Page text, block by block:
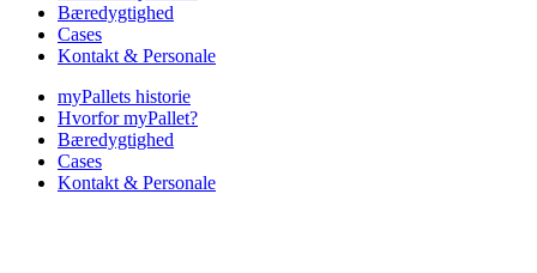
Bæredygtighed
Cases
Kontakt & Personale
myPallets historie
Hvorfor myPallet?
Bæredygtighed
Cases
Kontakt & Personale